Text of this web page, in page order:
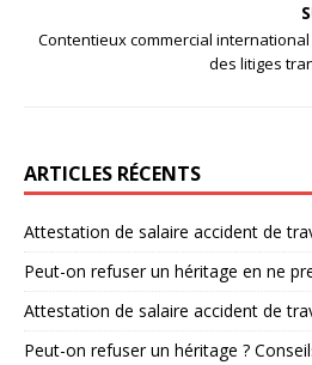
Contentieux commercial international
des litiges
ARTICLES RÉCENTS
Attestation de salaire accident de
Peut-on refuser un héritage en ne
Attestation de salaire accident de
Peut-on refuser un héritage ?